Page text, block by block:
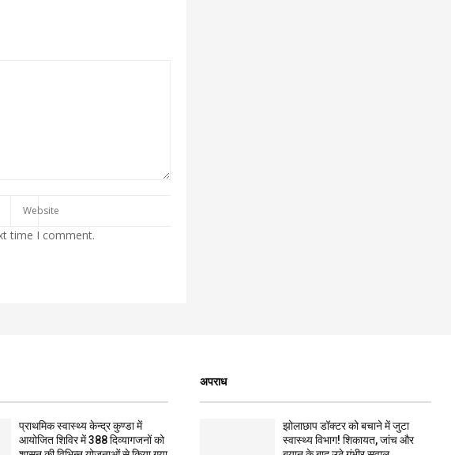
time I comment.
प्राथमिक स्वास्थ्य केन्द्र कुण्डा में
आयोजित शिविर में 388 दिव्यागजनों को
अपराध
झोलाछाप डॉक्टर को बचाने में जुटा
स्वास्थ्य विभाग! शिकायत, जांच और